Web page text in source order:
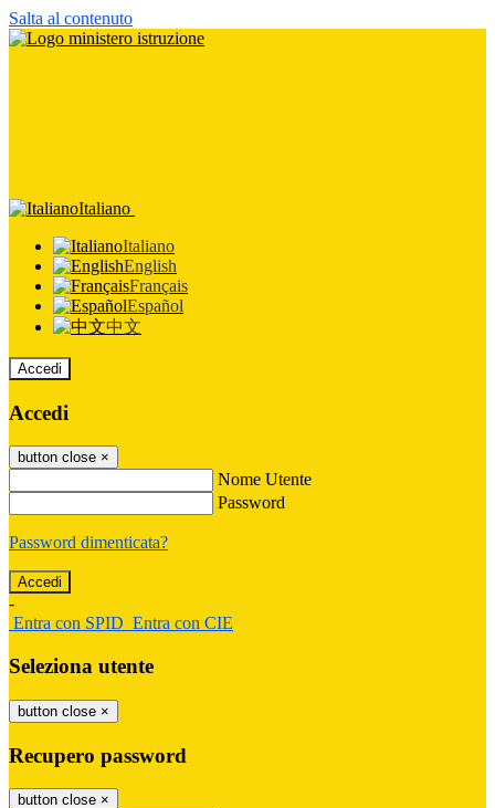
Salta al contenuto
Italiano
Italiano
English
Français
Español
中文
Accedi
Accedi
button close ×
Nome Utente
Password
Password dimenticata?
-
Entra con SPID Entra con CIE
Seleziona utente
button close ×
Recupero password
button close ×